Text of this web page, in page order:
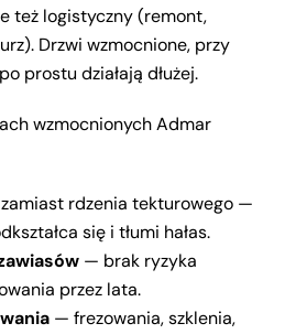
też logistyczny (remont,
Drzwi wzmocnione, przy
prostu działają dłużej.
wzmocnionych Admar
zamiast rdzenia tekturowego —
się i tłumi hałas.
— brak ryzyka
przez lata.
— frezowania, szklenia,